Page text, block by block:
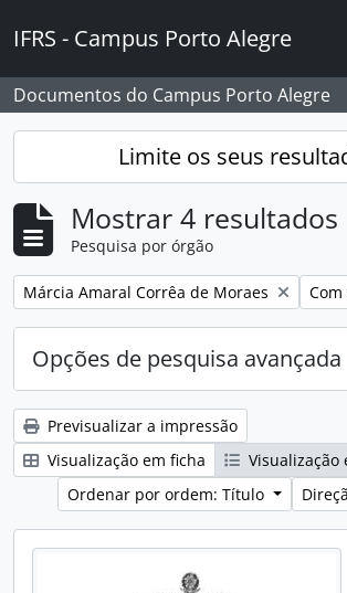
IFRS - Campus Porto Alegre
Documentos do Campus Porto Alegre
Limite os seus
Mostrar 4 resultados
Pesquisa por órgão
Remover filtro:
Márcia Amaral Corrêa de Moraes
Opções de pesquisa avançada
Previsualizar a impressão
Visualização em ficha
Visualização
Ordenar por ordem: Título